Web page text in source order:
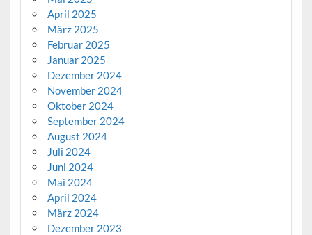
April 2025
März 2025
Februar 2025
Januar 2025
Dezember 2024
November 2024
Oktober 2024
September 2024
August 2024
Juli 2024
Juni 2024
Mai 2024
April 2024
März 2024
Dezember 2023